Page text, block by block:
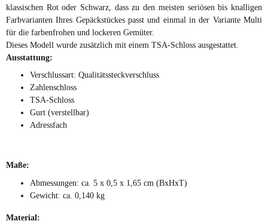
klassischen Rot oder Schwarz, dass zu den meisten seriösen bis knalligen
Farbvarianten Ihres Gepäckstückes passt und einmal in der Variante Multi
für die farbenfrohen und lockeren Gemüter.
Dieses Modell wurde zusätzlich mit einem TSA-Schloss ausgestattet.
Ausstattung:
Verschlussart: Qualitätssteckverschluss
Zahlenschloss
TSA-Schloss
Gurt (verstellbar)
Adressfach
Maße:
Abmessungen: ca. 5 x 0,5 x 1,65 cm (BxHxT)
Gewicht: ca. 0,140 kg
Material: